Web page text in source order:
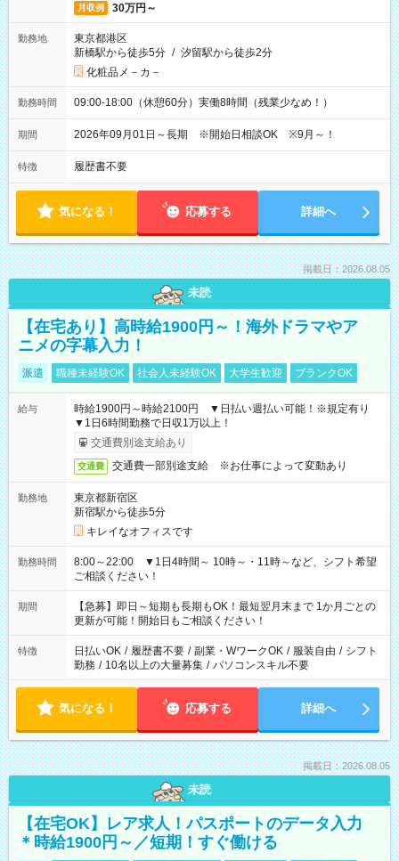
月収例 30万円～
勤務地
東京都港区
新橋駅から徒歩5分 / 汐留駅から徒歩2分
化粧品メ－カ－
勤務時間 09:00-18:00（休憩60分）実働8時間（残業少なめ！）
期間 2026年09月01日～長期 ※開始日相談OK ※9月～！
特徴 履歴書不要
気になる！ 応募する 詳細へ
掲載日：2026.08.05
未読
【在宅あり】高時給1900円～！海外ドラマやア
ニメの字幕入力！
派遣 職種未経験OK 社会人未経験OK 大学生歓迎 ブランクOK
給与
時給1900円～時給2100円 ▼日払い週払い可能！※規定有り
▼1日6時間勤務で日収1万以上！
交通費別途支給あり
交通費 交通費一部別途支給 ※お仕事によって変動あり
勤務地
東京都新宿区
新宿駅から徒歩5分
キレイなオフィスです
勤務時間
8:00～22:00 ▼1日4時間～ 10時～・11時～など、シフト希望
ご相談ください！
期間
【急募】即日～短期も長期もOK！最短翌月末まで 1か月ごとの
更新が可能！開始日もご相談ください！
特徴 日払いOK / 履歴書不要 / 副業・WワークOK / 服装自由 / シフト
勤務 / 10名以上の大量募集 / パソコンスキル不要
気になる！ 応募する 詳細へ
掲載日：2026.08.05
未読
【在宅OK】レア求人！パスポートのデータ入力
＊時給1900円～／短期！すぐ働ける